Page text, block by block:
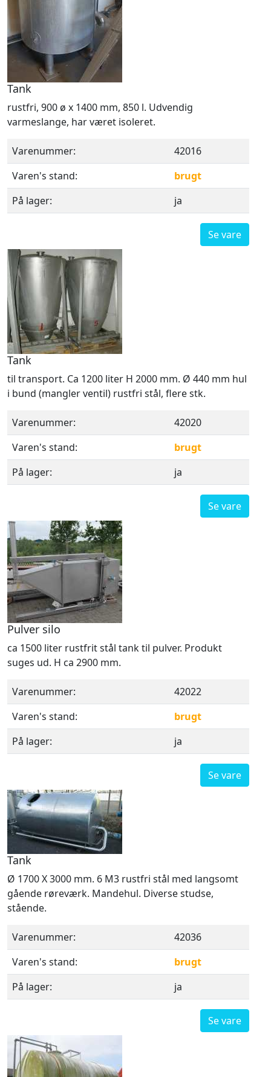
Tank
rustfri, 900 ø x 1400 mm, 850 l. Udvendig
varmeslange, har været isoleret.
Varenummer:
42016
Varen's stand:
brugt
På lager:
ja
Se vare
Tank
til transport. Ca 1200 liter H 2000 mm. Ø 440 mm hul
i bund (mangler ventil) rustfri stål, flere stk.
Varenummer:
42020
Varen's stand:
brugt
På lager:
ja
Se vare
Pulver silo
ca 1500 liter rustfrit stål tank til pulver. Produkt
suges ud. H ca 2900 mm.
Varenummer:
42022
Varen's stand:
brugt
På lager:
ja
Se vare
Tank
Ø 1700 X 3000 mm. 6 M3 rustfri stål med langsomt
gående røreværk. Mandehul. Diverse studse,
stående.
Varenummer:
42036
Varen's stand:
brugt
På lager:
ja
Se vare